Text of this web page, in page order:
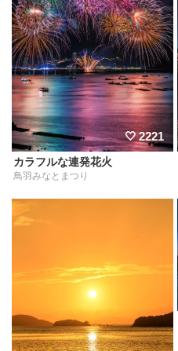
2221
カラフルな連発花火
鳥羽みなとまつり